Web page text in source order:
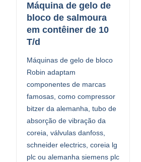
Máquina de gelo de
bloco de salmoura
em contêiner de 10
T/d
Máquinas de gelo de bloco
Robin adaptam
componentes de marcas
famosas, como compressor
bitzer da alemanha, tubo de
absorção de vibração da
coreia, válvulas danfoss,
schneider electrics, coreia lg
plc ou alemanha siemens plc